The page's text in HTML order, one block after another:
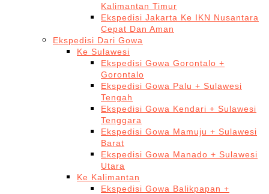
Kalimantan Timur
Ekspedisi Jakarta Ke IKN Nusantara
Cepat Dan Aman
Ekspedisi Dari Gowa
Ke Sulawesi
Ekspedisi Gowa Gorontalo +
Gorontalo
Ekspedisi Gowa Palu + Sulawesi
Tengah
Ekspedisi Gowa Kendari + Sulawesi
Tenggara
Ekspedisi Gowa Mamuju + Sulawesi
Barat
Ekspedisi Gowa Manado + Sulawesi
Utara
Ke Kalimantan
Ekspedisi Gowa Balikpapan +